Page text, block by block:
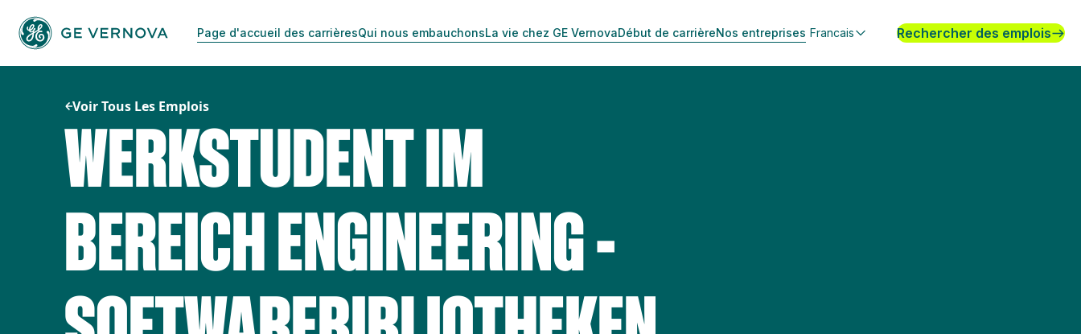
contenu
Page d'accueil des carrièresQui nous embauchonsLa vie chez GE VernovaDébut de carrièreNos entreprises Francais Rechercher des emplois
Voir Tous Les Emplois
WERKSTUDENT IM
BEREICH ENGINEERING -